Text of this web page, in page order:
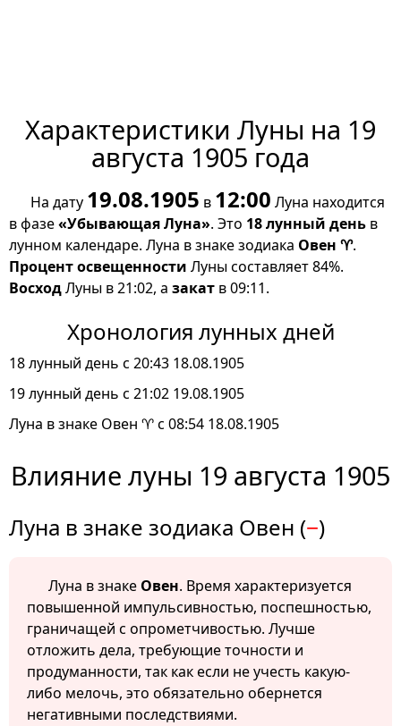
Характеристики Луны на 19
августа 1905 года
На дату 19.08.1905 в 12:00 Луна находится
в фазе«Убывающая Луна». Это 18 лунный день в
лунном календаре. Луна в знаке зодиака Овен ♈.
Процент освещенности Луны составляет 84%.
ВосходЛуны в 21:02, а закат в 09:11.
Хронология лунных дней
18 лунный день с 20:43 18.08.1905
19 лунный день с 21:02 19.08.1905
Луна в знаке Овен ♈ с 08:54 18.08.1905
Влияние луны 19 августа 1905
Луна в знаке зодиака Овен (−)
Луна в знаке Овен. Время характеризуется
повышенной импульсивностью, поспешностью,
граничащей с опрометчивостью. Лучше
отложить дела, требующие точности и
продуманности, так как если не учесть какую-
либо мелочь, это обязательно обернется
негативными последствиями.